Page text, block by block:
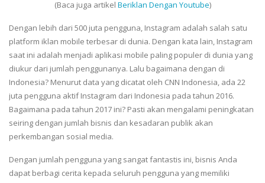
(Baca juga artikel Beriklan Dengan Youtube)
Dengan lebih dari 500 juta pengguna, Instagram adalah salah satu
platform iklan mobile terbesar di dunia. Dengan kata lain, Instagram
saat ini adalah menjadi aplikasi mobile paling populer di dunia yang
diukur dari jumlah penggunanya. Lalu bagaimana dengan di
Indonesia? Menurut data yang dicatat oleh CNN Indonesia, ada 22
juta pengguna aktif Instagram dari Indonesia pada tahun 2016.
Bagaimana pada tahun 2017 ini? Pasti akan mengalami peningkatan
seiring dengan jumlah bisnis dan kesadaran publik akan
perkembangan sosial media.
Dengan jumlah pengguna yang sangat fantastis ini, bisnis Anda
dapat berbagi cerita kepada seluruh pengguna yang memiliki